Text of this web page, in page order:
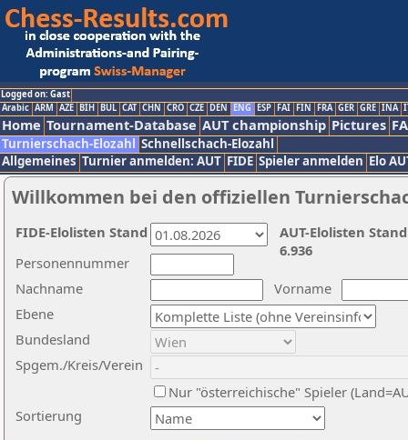
Logged on: Gast
Arabic ARM AZE BIH BUL CAT CHN CRO CZE DEN ENG ESP FAI FIN FRA GER GRE INA
Home Tournament-Database AUT championship Pictures
Turnierschach-Elozahl Schnellschach-Elozahl
Allgemeines Turnier anmelden: AUT FIDE Spieler anmelden Elo
Willkommen bei den offiziellen
Nachname
Vorname
Ebene
Sortierung
Personennummer
Bundesland
Spgem./Kreis/Verein
Nur "österreichische" Spieler
AUT-Elolisten
6.936
FIDE-Elolisten Stand